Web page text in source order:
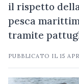
il rispetto
pesca
tramite
PUBBLICATO IL15